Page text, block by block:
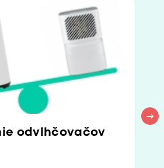
odvlhčovačov